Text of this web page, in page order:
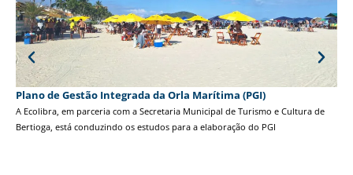
Plano de Gestão Integrada da Orla Marítima (PGI)
A Ecolibra, em parceria com a Secretaria Municipal de Turismo e Cultura de
Bertioga, está conduzindo os estudos para a elaboração do PGI